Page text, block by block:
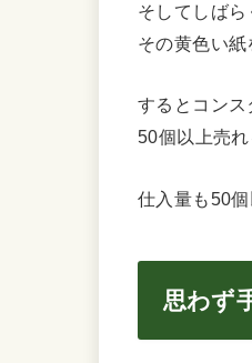
そしてしば
その黄色い紙
するとコンス
50個以上売れ
仕入量も50個
思わず